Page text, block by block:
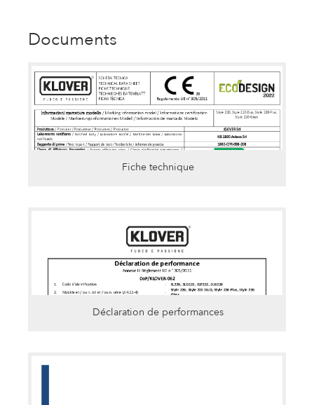
Documents
Fiche technique
Déclaration de performances